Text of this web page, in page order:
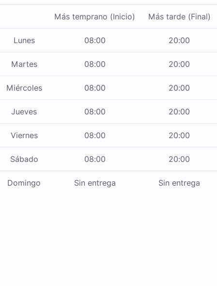
Más temprano (Inicio) Más tarde (Final)
Lunes 08:00 20:00
Martes 08:00 20:00
Miércoles 08:00 20:00
Jueves 08:00 20:00
Viernes 08:00 20:00
Sábado 08:00 20:00
Domingo Sin entrega Sin entrega